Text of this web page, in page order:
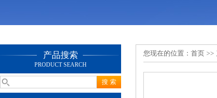
产品搜索
PRODUCT SEARCH
您现在的位置： 首页 >>